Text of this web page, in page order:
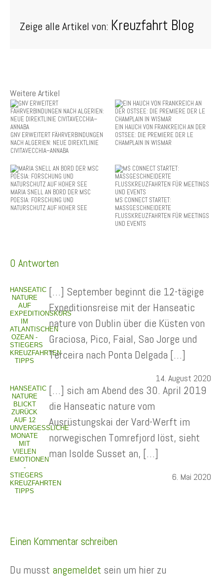
Zeige alle Artikel von: Kreuzfahrt Blog
Weitere Artikel
GNV ERWEITERT FÄHRVERBINDUNGEN
NACH ALGERIEN: NEUE DIREKTLINIE
CIVITAVECCHIA–ANNABA
EIN HAUCH VON FRANKREICH AN DER
OSTSEE: DIE PREMIERE DER LE
CHAMPLAIN IN WISMAR
MARIA SNELL AN BORD DER MSC
POESIA: FORSCHUNG UND
NATURSCHUTZ AUF HOHER SEE
MS CONNECT STARTET:
MASSGESCHNEIDERTE
FLUSSKREUZFAHRTEN FÜR MEETINGS
UND EVENTS
0 Antworten
HANSEATIC
NATURE
AUF
EXPEDITIONSKURS
IM
ATLANTISCHEN
OZEAN -
STIEGERS
KREUZFAHRTEN
TIPPS
[…] September beginnt die 12-tägige
Expeditionsreise mit der Hanseatic
nature von Dublin über die Küsten von
Graciosa, Pico, Faial, Sao Jorge und
Terceira nach Ponta Delgada […]
14. August 2020
HANSEATIC
NATURE
BLICKT
ZURÜCK
AUF 12
UNVERGESSLICHE
MONATE
MIT
VIELEN
EMOTIONEN
-
STIEGERS
KREUZFAHRTEN
TIPPS
[…] sich am Abend des 30. April 2019
die Hanseatic nature vom
Ausrüstungskai der Vard-Werft im
norwegischen Tomrefjord löst, sieht
man Isolde Susset an, […]
6. Mai 2020
Einen Kommentar schreiben
Du musst angemeldet sein um hier zu